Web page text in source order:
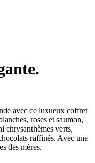
avec ce luxueux coffret
roses et saumon,
chrysanthèmes verts,
raffinés. Avec une
des mères.